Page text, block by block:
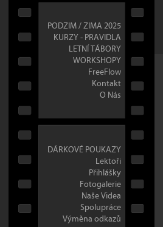
PODZIM / ZIMA 2025
KURZY - PRAVIDLA
LETNÍ TÁBORY
WORKSHOPY
FreeFlow
Kontakt
O Nás
DÁRKOVÉ POUKAZY
Lektoři
Přihlášky
Fotogalerie
Naše Videa
Spolupráce
Výměna odkazů